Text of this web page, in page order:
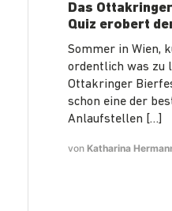
Das
Quiz erobert
Sommer in Wien,
ordentlich was zu
Ottakringer
schon eine der
Anlaufstellen […]
vonKatharina